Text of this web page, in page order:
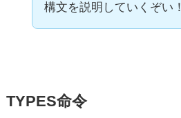
構文を説明していくぞい！
TYPES命令